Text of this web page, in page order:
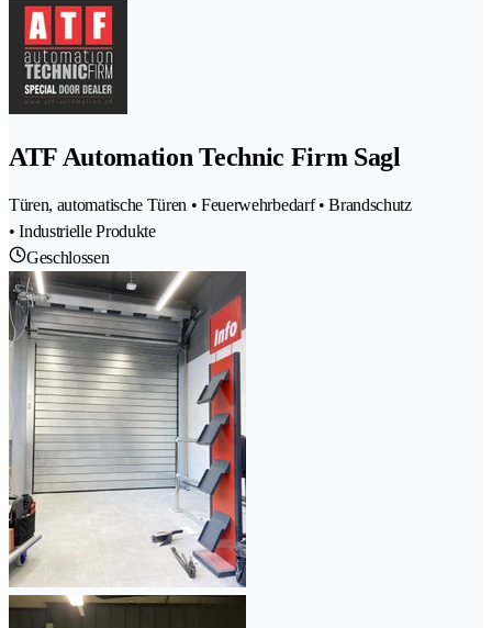
ATF Automation Technic Firm Sagl
Türen, automatische Türen • Feuerwehrbedarf • Brandschutz
• Industrielle Produkte
Geschlossen